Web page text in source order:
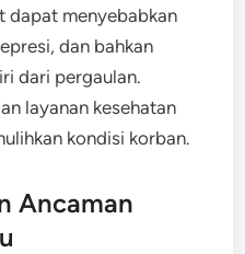
dapat menyebabkan
dan bahkan
dari pergaulan.
layanan kesehatan
kondisi korban.
Ancaman